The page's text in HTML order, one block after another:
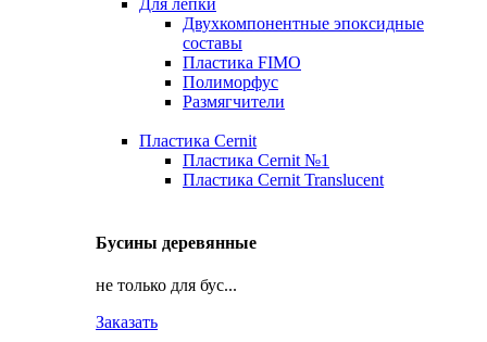
Для лепки
Двухкомпонентные эпоксидные
составы
Пластика FIMO
Полиморфус
Размягчители
Пластика Cernit
Пластика Cernit №1
Пластика Cernit Translucent
Бусины деревянные
не только для бус...
Заказать